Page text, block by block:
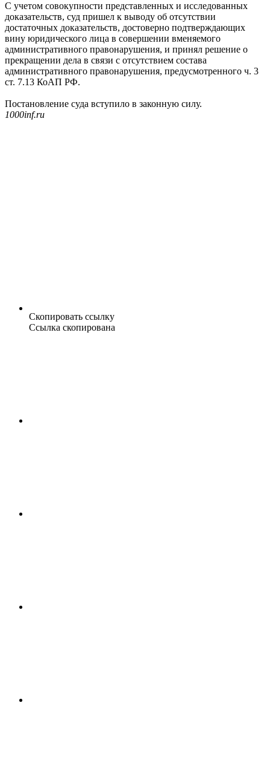
С учетом совокупности представленных и исследованных
доказательств, суд пришел к выводу об отсутствии
достаточных доказательств, достоверно подтверждающих
вину юридического лица в совершении вменяемого
административного правонарушения, и принял решение о
прекращении дела в связи с отсутствием состава
административного правонарушения, предусмотренного ч. 3
ст. 7.13 КоАП РФ.
Постановление суда вступило в законную силу.
1000inf.ru
Скопировать ссылку
Ссылка скопирована